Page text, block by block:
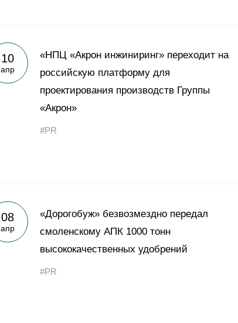
10
апр
«НПЦ «Акрон инжиниринг» переходит на
российскую платформу для
проектирования производств Группы
«Акрон»
#PR
08
апр
«Дорогобуж» безвозмездно передал
смоленскому АПК 1000 тонн
высококачественных удобрений
#PR